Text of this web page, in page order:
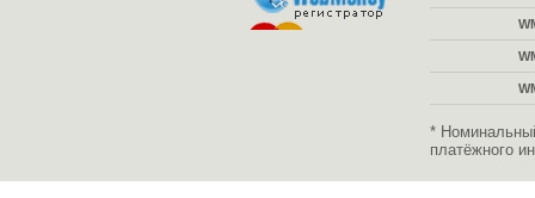
*
платёжного